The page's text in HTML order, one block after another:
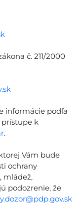
č. 211/2000
informácie podľa
prístupe k
.
Vám bude
ochrany
mládež,
podozrenie, že